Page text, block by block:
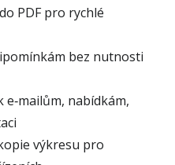
PDF pro rychlé
bez nutnosti
nabídkám,
výkresu pro